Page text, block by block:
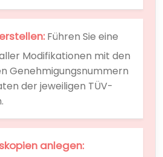
Führen Sie eine
Modifikationen mit den
Genehmigungsnummern
der jeweiligen TÜV-
anlegen: